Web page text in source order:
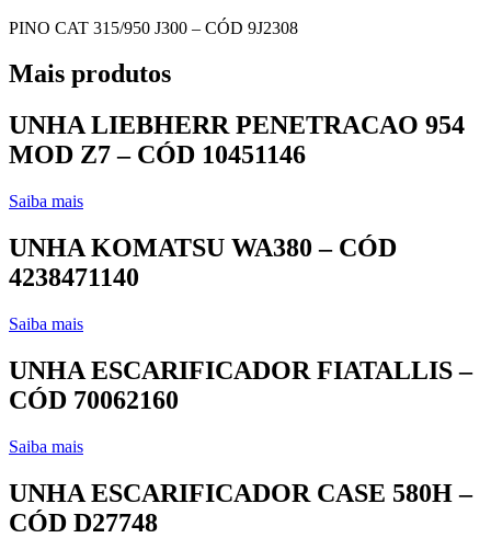
PINO CAT 315/950 J300 – CÓD 9J2308
Mais produtos
UNHA LIEBHERR PENETRACAO 954
MOD Z7 – CÓD 10451146
Saiba mais
UNHA KOMATSU WA380 – CÓD
4238471140
Saiba mais
UNHA ESCARIFICADOR FIATALLIS –
CÓD 70062160
Saiba mais
UNHA ESCARIFICADOR CASE 580H –
CÓD D27748